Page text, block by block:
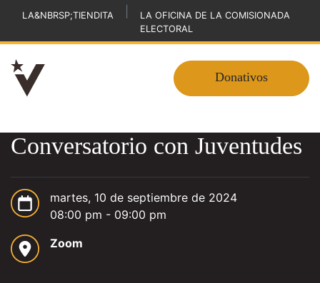
LA&NBRSP;TIENDITA
LA OFICINA DE LA COMISIONADA
ELECTORAL
Donativos
Conversatorio con Juventudes
martes, 10 de septiembre de 2024
08:00 pm - 09:00 pm
Zoom